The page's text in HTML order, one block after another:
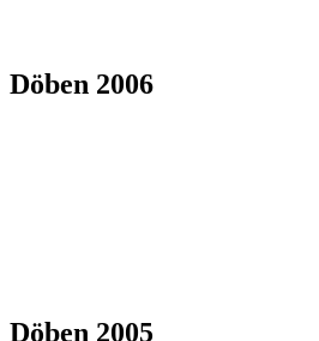
Döben 2006
Döben 2005